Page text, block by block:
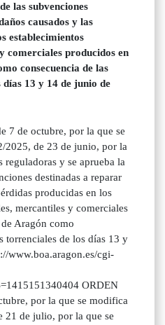
las subvenciones
causados y las
establecimientos
comerciales producidos en
consecuencia de las
13 y 14 de junio de
7 de octubre, por la que se
2025, de 23 de junio, por la
reguladoras y se aprueba la
destinadas a reparar
producidas en los
mercantiles y comerciales
Aragón como
torrenciales de los días 13 y
www.boa.aragon.es/cgi-
ORDEN
por la que se modifica
21 de julio, por la que se